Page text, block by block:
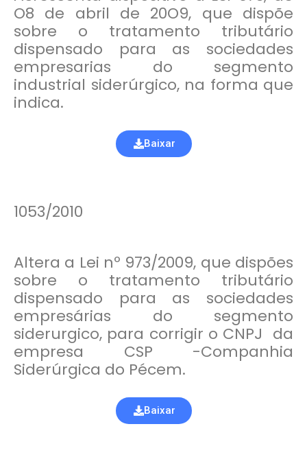
O8 de abril de 20O9, que dispõe
sobre o tratamento tributário
dispensado para as sociedades
empresarias do segmento
industrial siderúrgico, na forma que
indica.
Baixar
1053/2010
Altera a Lei nº 973/2009, que dispões
sobre o tratamento tributário
dispensado para as sociedades
empresárias do segmento
siderurgico, para corrigir o CNPJ da
empresa CSP -Companhia
Siderúrgica do Pécem.
Baixar